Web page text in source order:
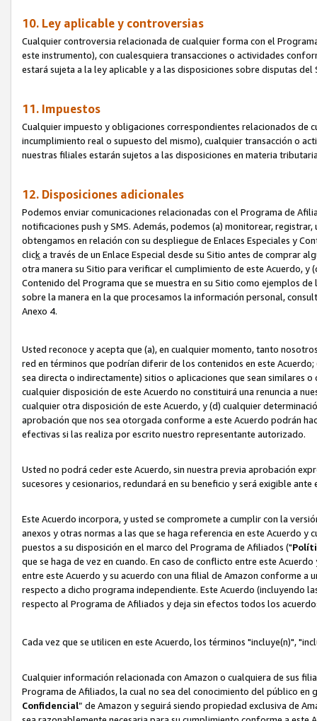
10. Ley aplicable y controversias
Cualquier controversia relacionada de cualquier forma con el
este instrumento), con cualesquiera transacciones o actividades
estará sujeta a la ley aplicable y a las disposiciones sobre disputas
11. Impuestos
Cualquier impuesto y obligaciones correspondientes relacionados de
incumplimiento real o supuesto del mismo), cualquier transacción o
nuestras filiales estarán sujetos a las disposiciones en materia
12. Disposiciones adicionales
Podemos enviar comunicaciones relacionadas con el Programa de
notificaciones push y SMS. Además, podemos (a) monitorear,
obtengamos en relación con su despliegue de Enlaces Especiales y
clicka través de un Enlace Especial desde su Sitio antes de comprar
otra manera su Sitio para verificar el cumplimiento de este Acuerdo,
Contenido del Programa que se muestra en su Sitio como ejemplos
sobre la manera en la que procesamos la información personal,
Anexo 4.
Usted reconoce y acepta que (a), en cualquier momento, tanto
red en términos que podrían diferir de los contenidos en este
sea directa o indirectamente) sitios o aplicaciones que sean similares
cualquier disposición de este Acuerdo no constituirá una renuncia a
cualquier otra disposición de este Acuerdo, y (d) cualquier
aprobación que nos sea otorgada conforme a este Acuerdo podrán
efectivas si las realiza por escrito nuestro representante autorizado.
Usted no podrá ceder este Acuerdo, sin nuestra previa aprobación
sucesores y cesionarios, redundará en su beneficio y será exigible
Este Acuerdo incorpora, y usted se compromete a cumplir con la
anexos y otras normas a las que se haga referencia en este Acuerdo
puestos a su disposición en el marco del Programa de Afiliados ("
que se haga de vez en cuando. En caso de conflicto entre este
entre este Acuerdo y su acuerdo con una filial de Amazon conforme
respecto a dicho programa independiente. Este Acuerdo (incluyendo
respecto al Programa de Afiliados y deja sin efectos todos los
Cada vez que se utilicen en este Acuerdo, los términos "incluye(n)",
Cualquier información relacionada con Amazon o cualquiera de sus
Programa de Afiliados, la cual no sea del conocimiento del público
Confidencial” de Amazon y seguirá siendo propiedad exclusiva de